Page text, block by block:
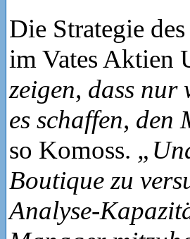
Die Strategie
im Vates Aktien
zeigen, dass nur
es schaffen,
so Komoss.
Boutique zu
Analyse-